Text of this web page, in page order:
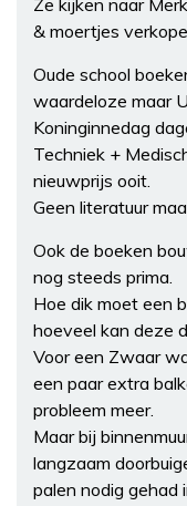
Ze kijken naar
& moertjes
Oude school
waardeloze maar
Koninginnedag
Techniek +
nieuwprijs ooit.
Geen literatuur
Ook de boeken
nog steeds prima.
Hoe dik moet een
hoeveel kan deze
Voor een Zwaar
een paar extra
probleem meer.
Maar bij
langzaam
palen nodig gehad